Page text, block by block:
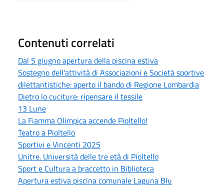
Contenuti correlati
Dal 5 giugno apertura della piscina estiva
Sostegno dell'attività di Associazioni e Società sportive
dilettantistiche: aperto il bando di Regione Lombardia
Dietro lo cuciture: ripensare il tessile
13 Lune
La Fiamma Olimpica accende Pioltello!
Teatro a Pioltello
Sportivi e Vincenti 2025
Unitre. Università delle tre età di Pioltello
Sport e Cultura a braccetto in Biblioteca
Apertura estiva piscina comunale Laguna Blu